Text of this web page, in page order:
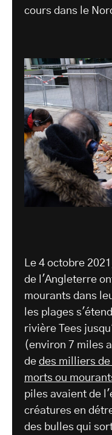
cours dans le
Le 4 octobre
de l'Angleterre
mourants dans
les plages
rivière Tees
(environ 7 miles
de des milliers
morts ou
piles avaient de
créatures en
des bulles qui